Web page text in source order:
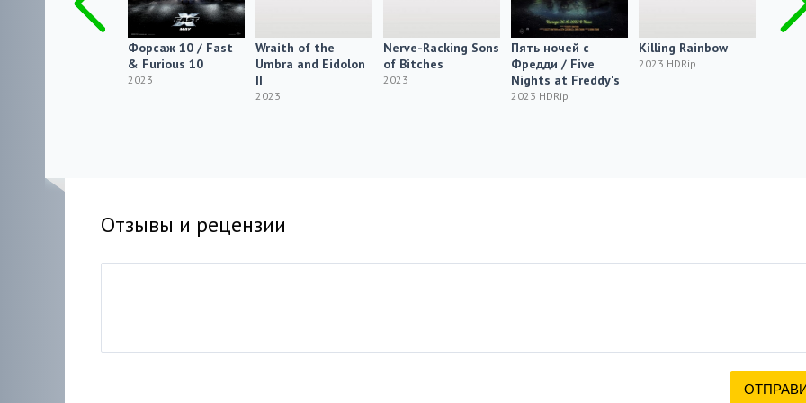
Форсаж 10 / Fast
& Furious 10
2023
Wraith of the
Umbra and Eidolon
II
2023
Nerve-Racking Sons
of Bitches
2023
Пять ночей с
Фредди / Five
Nights at Freddy's
2023 HDRip
Killing Rainbow
2023 HDRip
Отзывы и рецензии